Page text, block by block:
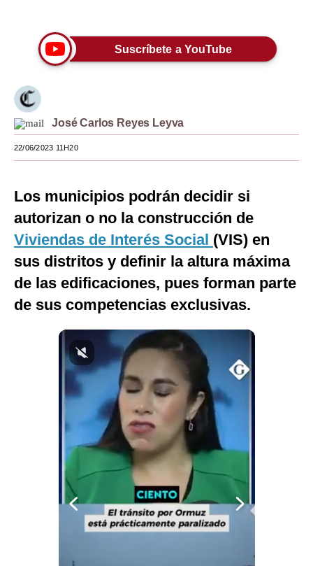
Mundo
EEUU
México
España
Internacional
Mix
G de Gestión
Notas Contratadas
Fotogalerías
Suscríbete a YouTube
José Carlos Reyes Leyva
22/06/2023 11H20
Los municipios podrán decidir si
autorizan o no la construcción de
Viviendas de Interés Social (VIS) en
sus distritos y definir la altura máxima
de las edificaciones, pues forman parte
de sus competencias exclusivas.